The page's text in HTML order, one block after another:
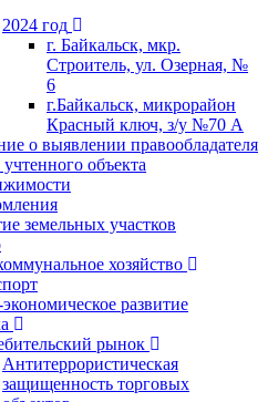
2024 год
г. Байкальск, мкр.
Строитель, ул. Озерная, №
6
г.Байкальск, микрорайон
Красный ключ, з/у №70 А
о выявлении правообладателя
учтенного объекта
земельных участков
хозяйство
развитие
рынок
Антитеррористическая
защищенность торговых